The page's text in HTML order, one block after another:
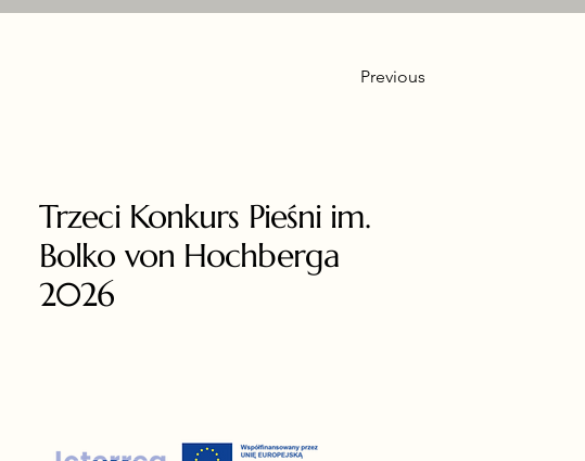
Previous
Trzeci Konkurs Pieśni im.
Bolko von Hochberga
2026